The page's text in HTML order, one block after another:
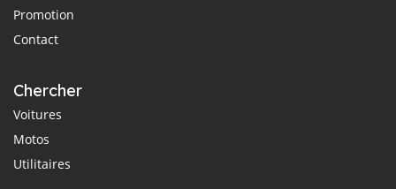
Promotion
Contact
Chercher
Voitures
Motos
Utilitaires